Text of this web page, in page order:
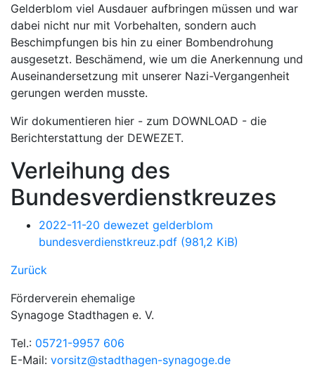
Gelderblom viel Ausdauer aufbringen müssen und war
dabei nicht nur mit Vorbehalten, sondern auch
Beschimpfungen bis hin zu einer Bombendrohung
ausgesetzt. Beschämend, wie um die Anerkennung und
Auseinandersetzung mit unserer Nazi-Vergangenheit
gerungen werden musste.
Wir dokumentieren hier - zum DOWNLOAD - die
Berichterstattung der DEWEZET.
Verleihung des
Bundesverdienstkreuzes
2022-11-20 dewezet gelderblom
bundesverdienstkreuz.pdf (981,2 KiB)
Zurück
Förderverein ehemalige
Synagoge Stadthagen e. V.
Tel.: 05721-9957 606
E-Mail: vorsitz@stadthagen-synagoge.de